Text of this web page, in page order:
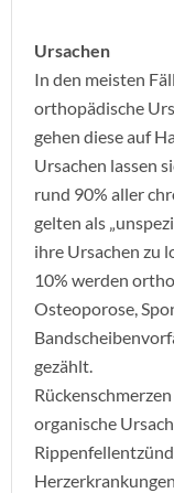
Ursachen
In den meisten
orthopädische
gehen diese auf
Ursachen lassen
rund 90% aller
gelten als
ihre Ursachen zu
10% werden
Osteoporose,
gezählt.
organische